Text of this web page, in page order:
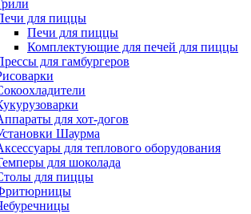
для пиццы
Печи для пиццы
Комплектующие для печей для пиццы
для гамбургеров
для хот-догов
Шаурма
для теплового оборудования
для шоколада
для пиццы